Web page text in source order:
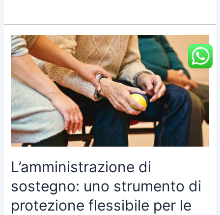
L’amministrazione di
sostegno: uno strumento di
protezione flessibile per le
L’amministrazione
di
sostegno:
uno
strumento
di
protezione
flessibile
per
le
fragili